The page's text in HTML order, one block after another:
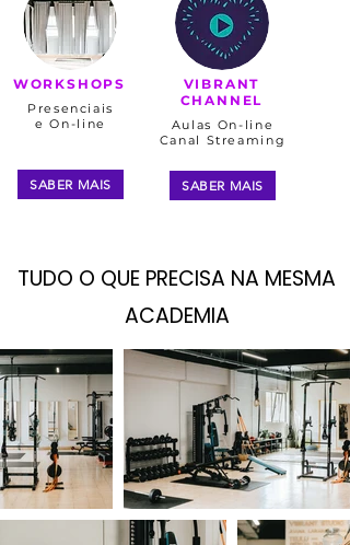
WORKSHOPS​
Presenciais
e On-line
SABER MAIS
VIBRANT
CHANNEL
Aulas On-line​
Canal Streaming
SABER MAIS
TUDO O QUE PRECISA NA MESMA
ACADEMIA